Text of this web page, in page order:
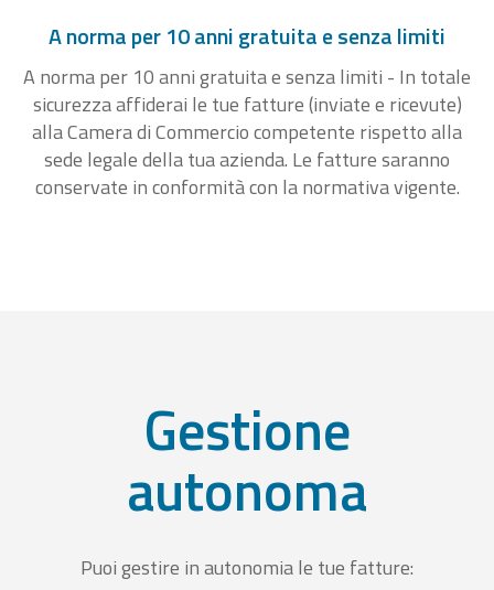
A norma per 10 anni gratuita e senza limiti
A norma per 10 anni gratuita e senza limiti - In totale
sicurezza affiderai le tue fatture (inviate e ricevute)
alla Camera di Commercio competente rispetto alla
sede legale della tua azienda. Le fatture saranno
conservate in conformità con la normativa vigente.
Gestione
autonoma
Puoi gestire in autonomia le tue fatture: